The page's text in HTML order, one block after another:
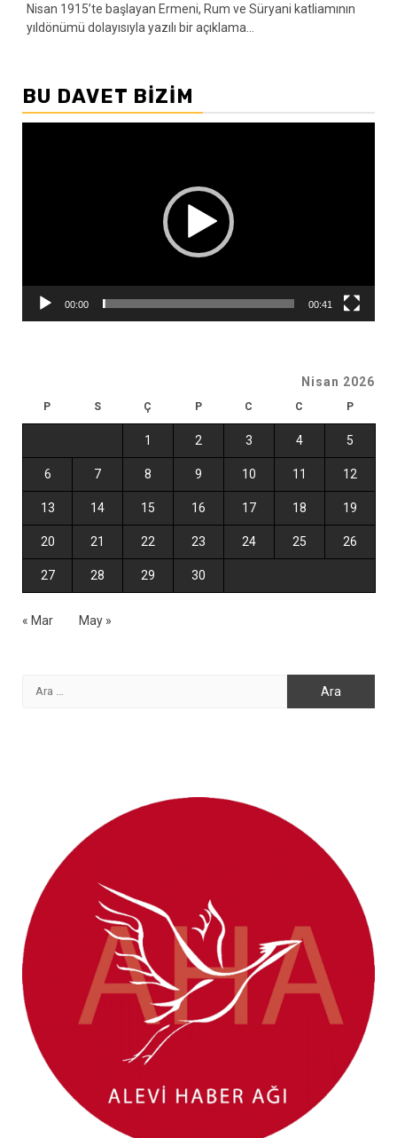
Nisan 1915’te başlayan Ermeni, Rum ve Süryani katliamının
yıldönümü dolayısıyla yazılı bir açıklama...
BU DAVET BIZIM
00:00 00:41
Nisan 2026
P S Ç P C C P
1 2 3 4 5
6 7 8 9 10 11 12
13 14 15 16 17 18 19
20 21 22 23 24 25 26
27 28 29 30
« Mar May »